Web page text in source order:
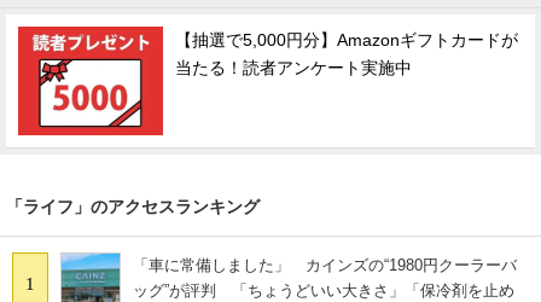
【抽選で5,000円分】Amazonギフトカードが
当たる！読者アンケート実施中
「ライフ」のアクセスランキング
1
「車に常備しました」 カインズの“1980円クーラーバ
ッグ”が評判 「ちょうどいい大きさ」「保冷剤を止め